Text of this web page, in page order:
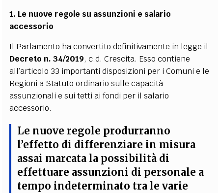
1. Le nuove regole su assunzioni e salario
accessorio
Il Parlamento ha convertito definitivamente in legge il
Decreto n. 34/2019, c.d. Crescita. Esso contiene
all’articolo 33 importanti disposizioni per i Comuni e le
Regioni a Statuto ordinario sulle capacità
assunzionali e sui tetti ai fondi per il salario
accessorio.
Le nuove regole produrranno
l’effetto di differenziare in misura
assai marcata la possibilità di
effettuare assunzioni di personale a
tempo indeterminato tra le varie